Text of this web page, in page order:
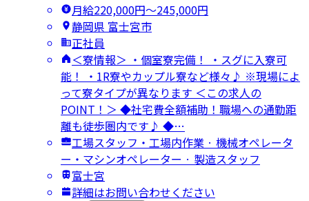
月給220,000円〜245,000円
静岡県 富士宮市
正社員
＜寮情報＞ ・個室寮完備！ ・スグに入寮可
能！ ・1R寮やカップル寮など様々♪ ※現場によ
って寮タイプが異なります ＜この求人の
POINT！＞ ◆社宅費全額補助！職場への通勤距
離も徒歩圏内です♪ ◆…
工場スタッフ・工場内作業 · 機械オペレータ
ー・マシンオペレーター · 製造スタッフ
富士宮
詳細はお問い合わせください